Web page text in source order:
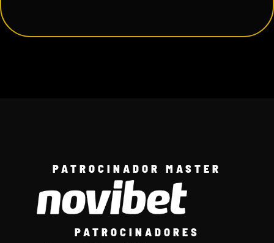
PATROCINADOR MASTER
PATROCINADORES